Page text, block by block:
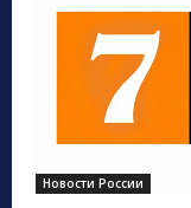
Новости России